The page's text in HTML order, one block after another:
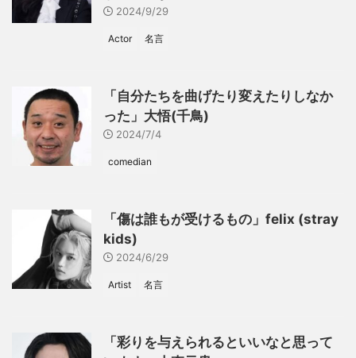
2024/9/29
Actor 名言
「自分たちを曲げたり変えたりしなか
った」大悟(千鳥)
2024/7/4
comedian
「傷は誰もが受けるもの」felix (stray
kids)
2024/6/29
Artist 名言
「彩りを与えられるといいなと思って